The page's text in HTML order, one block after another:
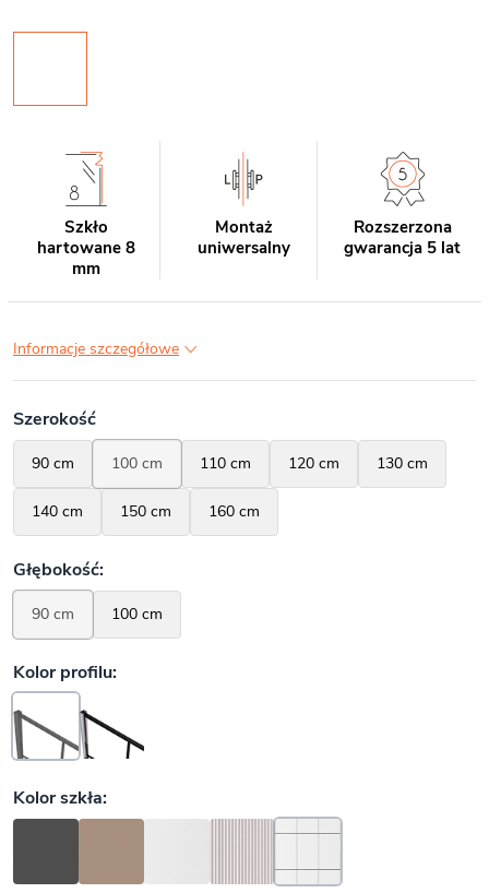
Szkło
hartowane 8
mm
Montaż
uniwersalny
Rozszerzona
gwarancja 5 lat
Informacje szczegółowe